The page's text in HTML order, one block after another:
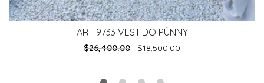
ART 9733 VESTIDO PÚNNY
$26,400.00 $18,500.00